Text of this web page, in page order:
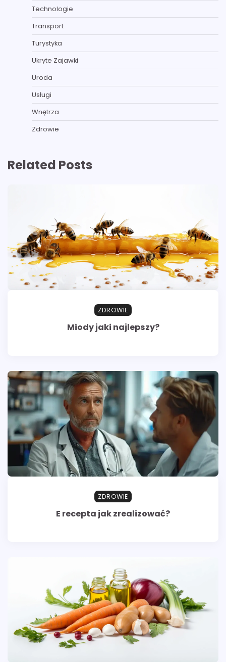
Technologie
Transport
Turystyka
Ukryte Zajawki
Uroda
Usługi
Wnętrza
Zdrowie
Related Posts
ZDROWIE
Miody jaki najlepszy?
ZDROWIE
E recepta jak zrealizować?